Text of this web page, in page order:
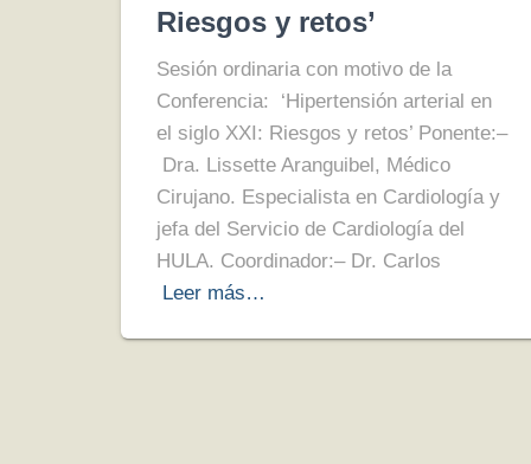
Riesgos y retos’
Sesión ordinaria con motivo de la
Conferencia: ‘Hipertensión arterial en
el siglo XXI: Riesgos y retos’ Ponente:–
Dra. Lissette Aranguibel, Médico
Cirujano. Especialista en Cardiología y
jefa del Servicio de Cardiología del
HULA. Coordinador:– Dr. Carlos
Leer más…